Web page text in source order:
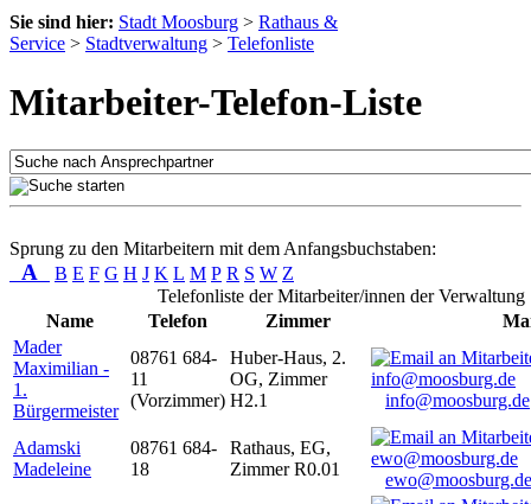
Sie sind hier: Stadt Moosburg > Rathaus &
Service > Stadtverwaltung > Telefonliste
Mitarbeiter-Telefon-Liste
Sprung zu den Mitarbeitern mit dem Anfangsbuchstaben:
A B E F G H J K L M P R S W Z
Telefonliste der Mitarbeiter/innen der Verwaltung
Name
Telefon Zimmer
Mader
Maximilian -
1.
Bürgermeister
08761 684-
11
(Vorzimmer)
Huber-Haus, 2.
OG, Zimmer
H2.1
info@moosburg.de
Adamski
Madeleine
08761 684-
18
Rathaus, EG,
Zimmer R0.01
ewo@moosburg.de